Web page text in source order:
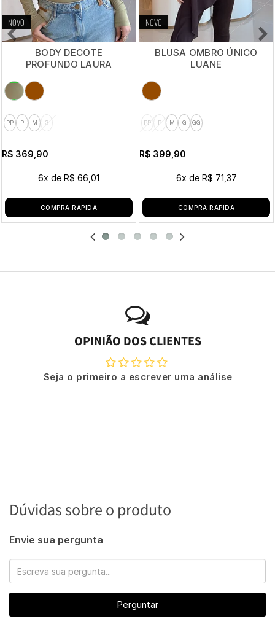
NOVO
BODY DECOTE
PROFUNDO LAURA
PP P M G
R$ 369,90
6x de R$ 66,01
COMPRA RÁPIDA
NOVO
BLUSA OMBRO ÚNICO
LUANE
PP P M G GG
R$ 399,90
6x de R$ 71,37
COMPRA RÁPIDA
OPINIÃO DOS CLIENTES
Seja o primeiro a escrever uma análise
Dúvidas sobre o produto
Envie sua pergunta
Perguntar